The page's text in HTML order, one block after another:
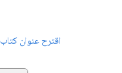
اقترح عنوان